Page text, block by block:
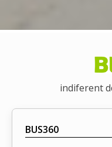
indiferent
BUS360